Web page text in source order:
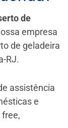
de
empresa
de geladeira
RJ.
assistência
e